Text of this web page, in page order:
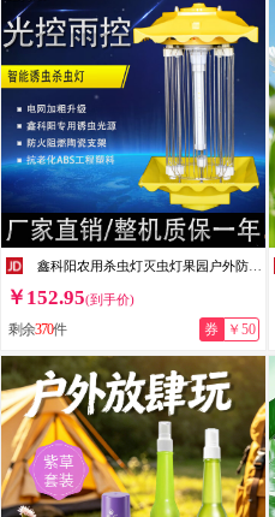
￥152.95(到手价)
剩余370件 券 ￥50